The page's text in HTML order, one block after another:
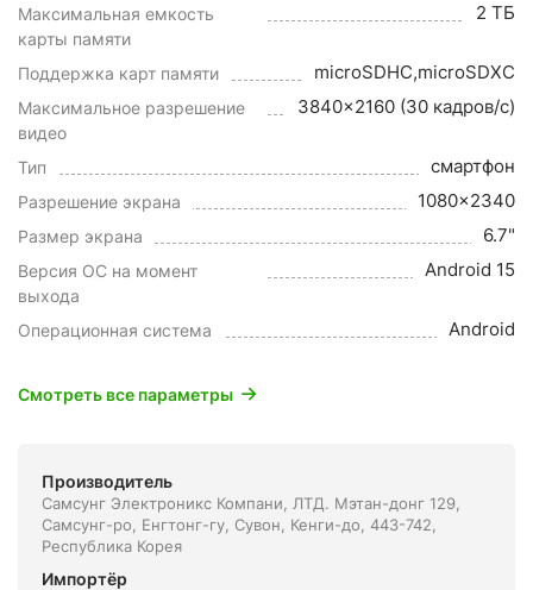
Максимальная емкость
карты памяти
2 ТБ
Поддержка карт памяти microSDHC,microSDXC
Максимальное разрешение
видео
3840x2160 (30 кадров/с)
Тип смартфон
Разрешение экрана 1080x2340
Размер экрана 6.7"
Версия ОС на момент
выхода
Android 15
Операционная система Android
Смотреть все параметры
Производитель
Самсунг Электроникс Компани, ЛТД. Мэтан-донг 129,
Самсунг-ро, Енгтонг-гу, Сувон, Кенги-до, 443-742,
Республика Корея
Импортёр